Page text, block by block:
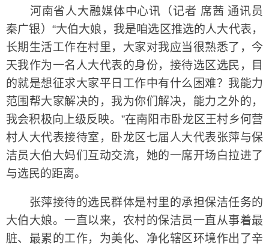
河南省人大融媒体中心讯（记者 席茜 通讯员
秦广银）“大伯大娘，我是咱选区推选的人大代表，
长期生活工作在村里，大家对我应当很熟悉了，今
天我作为一名人大代表的身份，接待选区选民，目
的就是想征求大家平日工作中有什么困难？我能力
范围帮大家解决的，我为你们解决，能力之外的，
我会积极向上级反映。”在南阳市卧龙区王村乡何营
村人大代表接待室，卧龙区七届人大代表张萍与保
洁员大伯大妈们互动交流，她的一席开场白拉进了
与选民的距离。
张萍接待的选民群体是村里的承担保洁任务的
大伯大娘。一直以来，农村的保洁员一直从事着最
脏、最累的工作，为美化、净化辖区环境作出了辛